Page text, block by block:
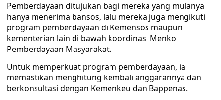
Pemberdayaan ditujukan bagi mereka yang mulanya
hanya menerima bansos, lalu mereka juga mengikuti
program pemberdayaan di Kemensos maupun
kementerian lain di bawah koordinasi Menko
Pemberdayaan Masyarakat.
Untuk memperkuat program pemberdayaan, ia
memastikan menghitung kembali anggarannya dan
berkonsultasi dengan Kemenkeu dan Bappenas.